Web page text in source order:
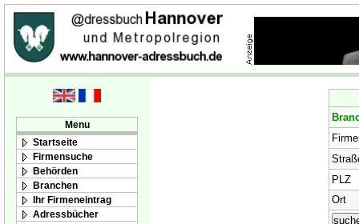
Menu
Startseite
Firmensuche
Behörden
Branchen
Ihr Firmeneintrag
Adressbücher
PLZ
Ort